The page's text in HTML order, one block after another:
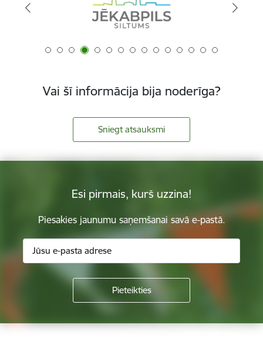
Vai šī informācija bija noderīga?
Sniegt atsauksmi
Esi pirmais, kurš uzzina!
Piesakies jaunumu saņemšanai savā e-pastā.
Kājene